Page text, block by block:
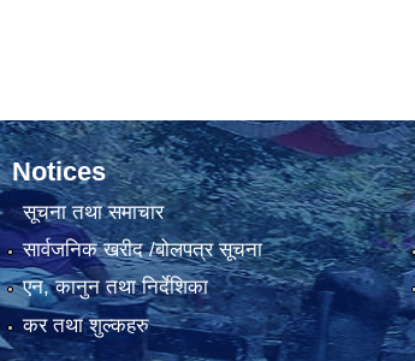
Notices
सूचना तथा समाचार
सार्वजनिक खरीद /बोलपत्र सूचना
एन, कानुन तथा निर्देशिका
कर तथा शुल्कहरु